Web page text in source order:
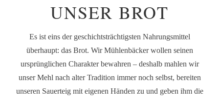
UNSER BROT
Es ist eins der geschichtsträchtigsten Nahrungsmittel
überhaupt: das Brot. Wir Mühlenbäcker wollen seinen
ursprünglichen Charakter bewahren – deshalb mahlen wir
unser Mehl nach alter Tradition immer noch selbst, bereiten
unseren Sauerteig mit eigenen Händen zu und geben ihm die